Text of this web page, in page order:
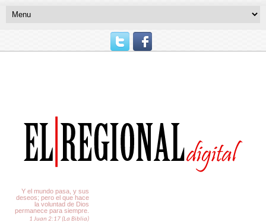
Y el mundo pasa, y sus
deseos; pero el que hace
la voluntad de Dios
permanece para siempre.
1 Juan 2:17 (La Biblia)